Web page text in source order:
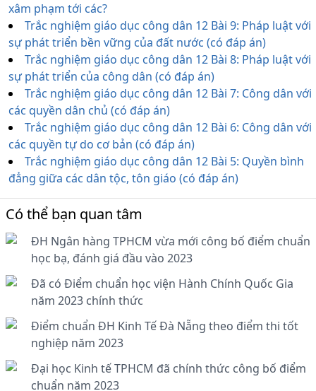
xâm phạm tới các?
Trắc nghiệm giáo dục công dân 12 Bài 9: Pháp luật với
sự phát triển bền vững của đất nước (có đáp án)
Trắc nghiệm giáo dục công dân 12 Bài 8: Pháp luật với
sự phát triển của công dân (có đáp án)
Trắc nghiệm giáo dục công dân 12 Bài 7: Công dân với
các quyền dân chủ (có đáp án)
Trắc nghiệm giáo dục công dân 12 Bài 6: Công dân với
các quyền tự do cơ bản (có đáp án)
Trắc nghiệm giáo dục công dân 12 Bài 5: Quyền bình
đẳng giữa các dân tộc, tôn giáo (có đáp án)
Có thể bạn quan tâm
ĐH Ngân hàng TPHCM vừa mới công bố điểm chuẩn
học bạ, đánh giá đầu vào 2023
Đã có Điểm chuẩn học viện Hành Chính Quốc Gia
năm 2023 chính thức
Điểm chuẩn ĐH Kinh Tế Đà Nẵng theo điểm thi tốt
nghiệp năm 2023
Đại học Kinh tế TPHCM đã chính thức công bố điểm
chuẩn năm 2023